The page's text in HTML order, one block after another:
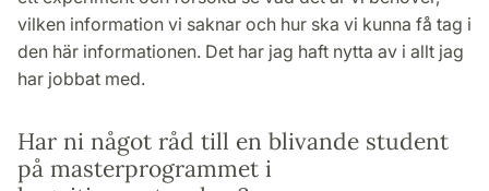
vilken information vi saknar och hur ska vi kunna få tag i
den här informationen. Det har jag haft nytta av i allt jag
har jobbat med.
Har ni något råd till en blivande student
på masterprogrammet i